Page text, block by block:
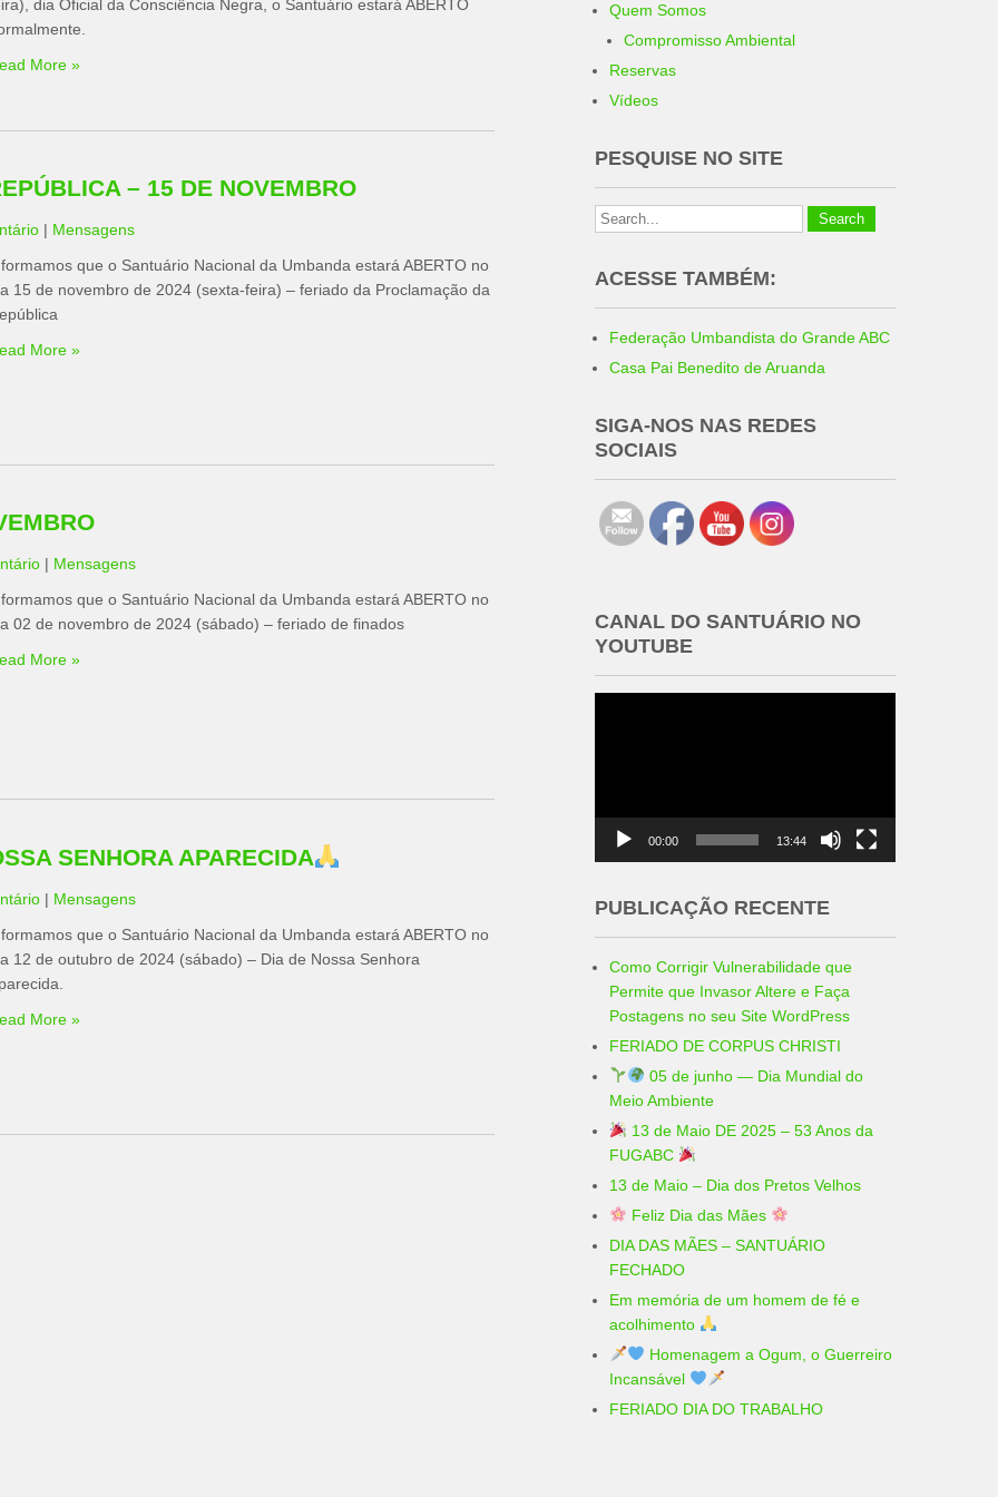
dia Oficial da Consciência Negra, o Santuário estará ABERTO
More »
– 15 DE NOVEMBRO
| Mensagens
que o Santuário Nacional da Umbanda estará ABERTO no
15 de novembro de 2024 (sexta-feira) – feriado da Proclamação da
More »
| Mensagens
que o Santuário Nacional da Umbanda estará ABERTO no
02 de novembro de 2024 (sábado) – feriado de finados
More »
SENHORA APARECIDA
| Mensagens
que o Santuário Nacional da Umbanda estará ABERTO no
12 de outubro de 2024 (sábado) – Dia de Nossa Senhora
More »
Quem Somos
Compromisso Ambiental
Reservas
Vídeos
PESQUISE NO SITE
ACESSE TAMBÉM:
Federação Umbandista do Grande ABC
Casa Pai Benedito de Aruanda
SIGA-NOS NAS REDES
SOCIAIS
CANAL DO SANTUÁRIO NO
YOUTUBE
00:00 13:44
PUBLICAÇÃO RECENTE
Como Corrigir Vulnerabilidade que
Permite que Invasor Altere e Faça
Postagens no seu Site WordPress
FERIADO DE CORPUS CHRISTI
05 de junho — Dia Mundial do
Meio Ambiente
13 de Maio DE 2025 – 53 Anos da
FUGABC
13 de Maio – Dia dos Pretos Velhos
Feliz Dia das Mães
DIA DAS MÃES – SANTUÁRIO
FECHADO
Em memória de um homem de fé e
acolhimento
Homenagem a Ogum, o Guerreiro
Incansável
FERIADO DIA DO TRABALHO